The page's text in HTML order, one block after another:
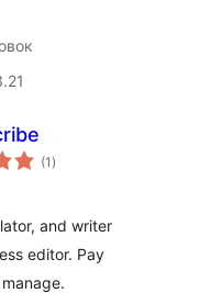
(1 общий
рейтинг
)
and writer
editor. Pay